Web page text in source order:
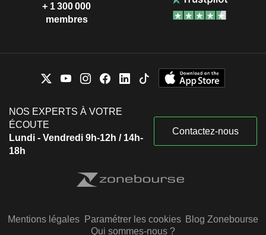
+ 1 300 000
membres
NOS EXPERTS À VOTRE
ÉCOUTE
Lundi - Vendredi 9h-12h / 14h-
18h
Contactez-nous
Mentions légales Paramétrer les cookies Blog Zonebourse
Qui sommes-nous ?